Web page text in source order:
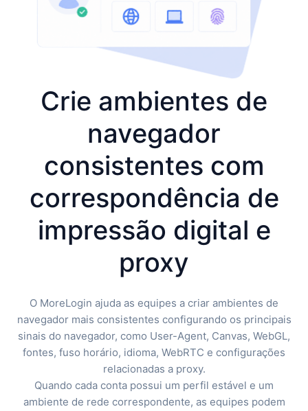
Crie ambientes de
navegador
consistentes com
correspondência de
impressão digital e
proxy
O MoreLogin ajuda as equipes a criar ambientes de
navegador mais consistentes configurando os principais
sinais do navegador, como User-Agent, Canvas, WebGL,
fontes, fuso horário, idioma, WebRTC e configurações
relacionadas a proxy.
Quando cada conta possui um perfil estável e um
ambiente de rede correspondente, as equipes podem